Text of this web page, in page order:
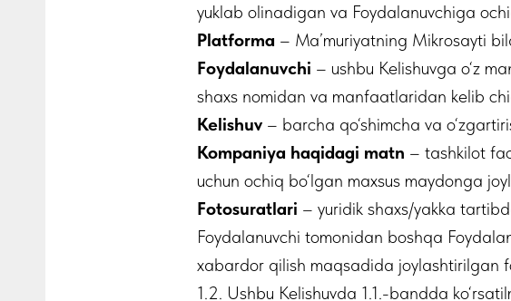
yuklab olinadigan va Foydalanuvchiga
Platforma – Ma’muriyatning Mikrosayti
Foydalanuvchi – ushbu Kelishuvga o‘z
shaxs nomidan va manfaatlaridan kelib
Kelishuv – barcha qo‘shimcha va
Kompaniya haqidagi matn – tashkilot
uchun ochiq bo‘lgan maxsus maydonga
Fotosuratlari – yuridik shaxs/yakka
Foydalanuvchi tomonidan boshqa
xabardor qilish maqsadida joylashtirilgan
1.2. Ushbu Kelishuvda 1.1.-bandda